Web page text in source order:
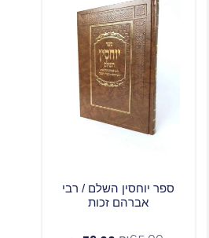
ספר יוחסין השלם / רבי
אברהם זכות